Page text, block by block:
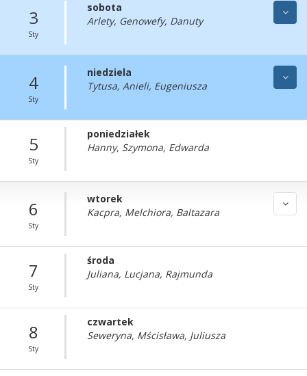
3
Sty
sobota
Arlety, Genowefy, Danuty
4
Sty
niedziela
Tytusa, Anieli, Eugeniusza
5
Sty
poniedziałek
Hanny, Szymona, Edwarda
6
Sty
wtorek
Kacpra, Melchiora, Baltazara
7
Sty
środa
Juliana, Lucjana, Rajmunda
8
Sty
czwartek
Seweryna, Mścisława, Juliusza